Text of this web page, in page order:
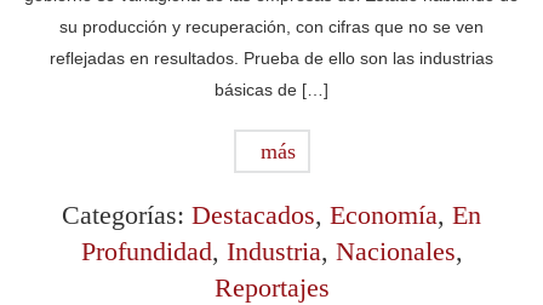
su producción y recuperación, con cifras que no se ven
reflejadas en resultados. Prueba de ello son las industrias
básicas de […]
más
Categorías: Destacados, Economía, En
Profundidad, Industria, Nacionales,
Reportajes